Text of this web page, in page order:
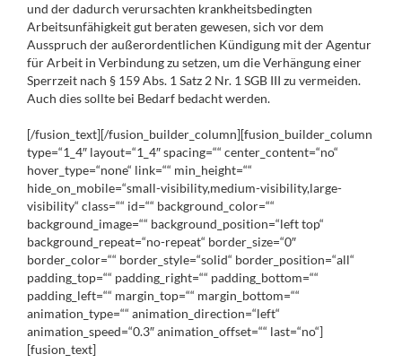
und der dadurch verursachten krankheitsbedingten
Arbeitsunfähigkeit gut beraten gewesen, sich vor dem
Ausspruch der außerordentlichen Kündigung mit der Agentur
für Arbeit in Verbindung zu setzen, um die Verhängung einer
Sperrzeit nach § 159 Abs. 1 Satz 2 Nr. 1 SGB III zu vermeiden.
Auch dies sollte bei Bedarf bedacht werden.
[/fusion_text][/fusion_builder_column][fusion_builder_column
type=“1_4″ layout=“1_4″ spacing=““ center_content=“no“
hover_type=“none“ link=““ min_height=““
hide_on_mobile=“small-visibility,medium-visibility,large-
visibility“ class=““ id=““ background_color=““
background_image=““ background_position=“left top“
background_repeat=“no-repeat“ border_size=“0″
border_color=““ border_style=“solid“ border_position=“all“
padding_top=““ padding_right=““ padding_bottom=““
padding_left=““ margin_top=““ margin_bottom=““
animation_type=““ animation_direction=“left“
animation_speed=“0.3″ animation_offset=““ last=“no“]
[fusion_text]